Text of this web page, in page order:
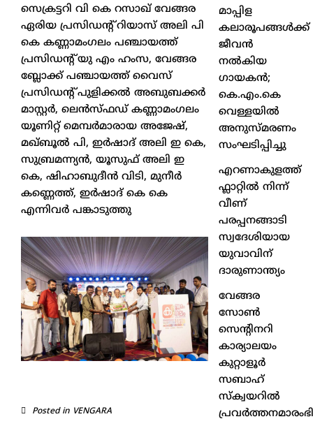
സെക്രട്ടറി വി കെ റസാഖ് വേങ്ങര
ഏരിയ പ്രസിഡന്റ് റിയാസ് അലി പി
കെ കണ്ണാമംഗലം പഞ്ചായത്ത്
പ്രസിഡന്റ് യു എം ഹംസ, വേങ്ങര
ബ്ലോക്ക്‌ പഞ്ചായത്ത് വൈസ്
പ്രസിഡന്റ് പുളിക്കൽ അബുബക്കർ
മാസ്റ്റർ, ലെൻസ്ഫഡ് കണ്ണാമംഗലം
യൂണിറ്റ് മെമ്പർമാരായ അജേഷ്,
മഖ്ബൂൽ പി, ഇർഷാദ് അലി ഇ കെ,
സുബ്രമന്ന്യൻ, യൂസുഫ് അലി ഇ
കെ, ഷിഹാബുദീൻ വിടി, മുനീർ
കണ്ണെത്ത്, ഇർഷാദ് കെ കെ
എന്നിവർ പങ്കാടുത്തു
Posted in VENGARA
മാപ്പിള
കലാരൂപങ്ങൾക്ക്
ജീവൻ
നൽകിയ
ഗായകൻ;
കെ.എം.കെ
വെള്ളയിൽ
അനുസ്മരണം
സംഘടിപ്പിച്ചു
എറണാകുളത്ത്
ഫ്ലാറ്റിൽ നിന്ന്
വീണ്
പരപ്പനങ്ങാടി
സ്വദേശിയായ
യുവാവിന്
ദാരുണാന്ത്യം
വേങ്ങര
സോൺ
സെൻ്റിനറി
കാര്യാലയം
കുറ്റാളൂർ
സബാഹ്
സ്ക്വയറിൽ